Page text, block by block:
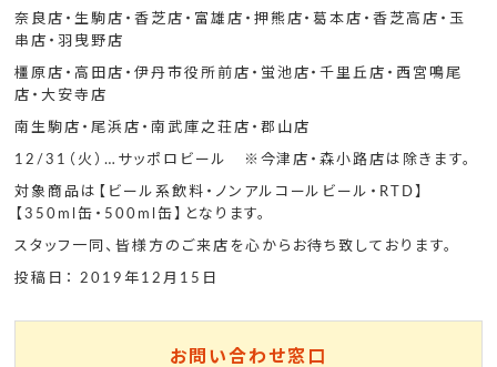
奈良店・生駒店・香芝店・富雄店・押熊店・葛本店・香芝高店・玉
串店・羽曳野店
橿原店・高田店・伊丹市役所前店・蛍池店・千里丘店・西宮鳴尾
店・大安寺店
南生駒店・尾浜店・南武庫之荘店・郡山店
12/31（火）…サッポロビール ※今津店・森小路店は除きます。
対象商品は【ビール系飲料・ノンアルコールビール・RTD】
【350ml缶・500ml缶】となります。
スタッフ一同、皆様方のご来店を心からお待ち致しております。
投稿日： 2019年12月15日
お問い合わせ窓口